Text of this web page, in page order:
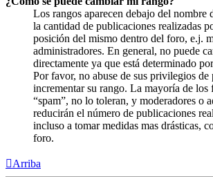
Los rangos aparecen debajo del nombre
la cantidad de publicaciones realizadas
posición del mismo dentro del foro, e.j.
administradores. En general, no puede
directamente ya que está determinado
Por favor, no abuse de sus privilegios
incrementar su rango. La mayoría de los
“spam”, no lo toleran, y moderadores o
reducirán el número de publicaciones
incluso a tomar medidas mas drásticas,
foro.
Arriba